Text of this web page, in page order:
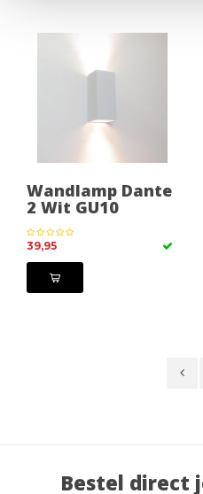
Wandlamp Dante
2 Wit GU10
39,95
Bestel direct